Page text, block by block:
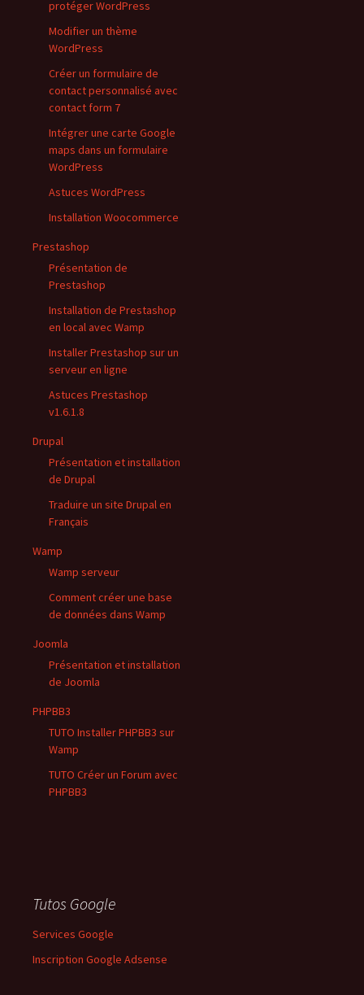
protéger WordPress
Modifier un thème
WordPress
Créer un formulaire de
contact personnalisé avec
contact form 7
Intégrer une carte Google
maps dans un formulaire
WordPress
Astuces WordPress
Installation Woocommerce
Prestashop
Présentation de
Prestashop
Installation de Prestashop
en local avec Wamp
Installer Prestashop sur un
serveur en ligne
Astuces Prestashop
v1.6.1.8
Drupal
Présentation et installation
de Drupal
Traduire un site Drupal en
Français
Wamp
Wamp serveur
Comment créer une base
de données dans Wamp
Joomla
Présentation et installation
de Joomla
PHPBB3
TUTO Installer PHPBB3 sur
Wamp
TUTO Créer un Forum avec
PHPBB3
Tutos Google
Services Google
Inscription Google Adsense